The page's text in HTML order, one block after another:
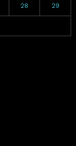
28 29